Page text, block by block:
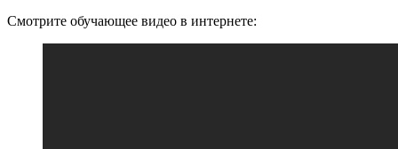
Смотрите обучающее видео в интернете: